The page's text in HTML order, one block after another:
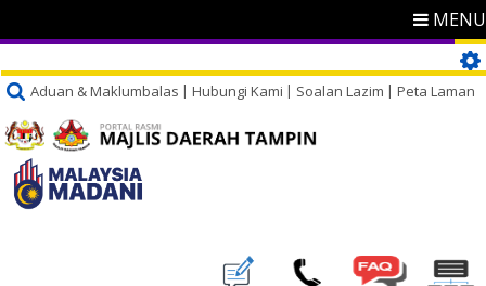
MENU
Aduan & Maklumbalas Hubungi Kami Soalan Lazim Peta Laman